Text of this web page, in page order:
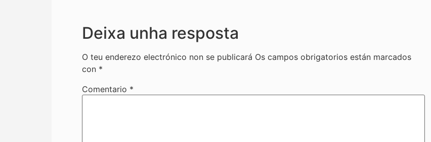
Deixa unha resposta
O teu enderezo electrónico non se publicará Os campos obrigatorios están marcados
con *
Comentario *